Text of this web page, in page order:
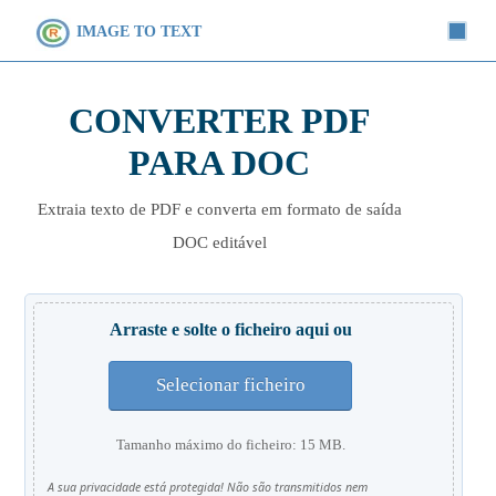
IMAGE TO TEXT
CONVERTER PDF
PARA DOC
Extraia texto de PDF e converta em formato de saída
DOC editável
Arraste e solte o ficheiro aqui ou
Selecionar ficheiro
Tamanho máximo do ficheiro: 15 MB.
A sua privacidade está protegida! Não são transmitidos nem